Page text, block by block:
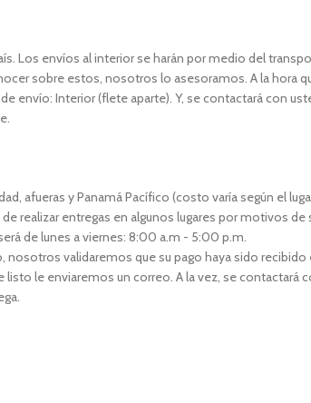
Los envíos al interior se harán por medio del
sobre estos, nosotros lo asesoramos. A la hora
envío: Interior (flete aparte). Y, se contactará con
afueras y Panamá Pacífico (costo varía según el
realizar entregas en algunos lugares por motivos de
de lunes a viernes: 8:00 a.m - 5:00 p.m.
nosotros validaremos que su pago haya sido recibido
listo le enviaremos un correo. A la vez, se contactará